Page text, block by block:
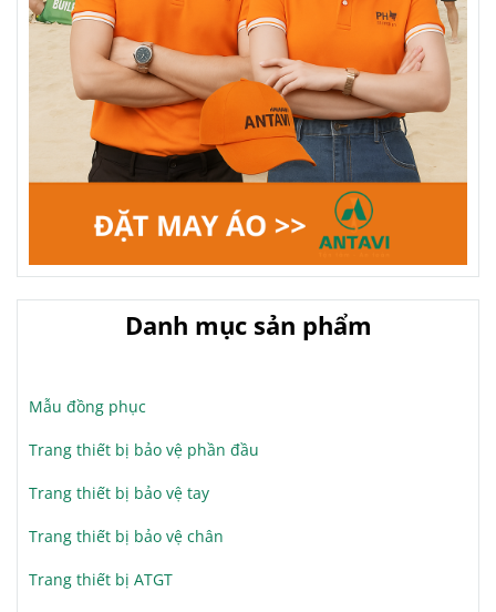
Danh mục sản phẩm
Mẫu đồng phục
Trang thiết bị bảo vệ phần đầu
Trang thiết bị bảo vệ tay
Trang thiết bị bảo vệ chân
Trang thiết bị ATGT